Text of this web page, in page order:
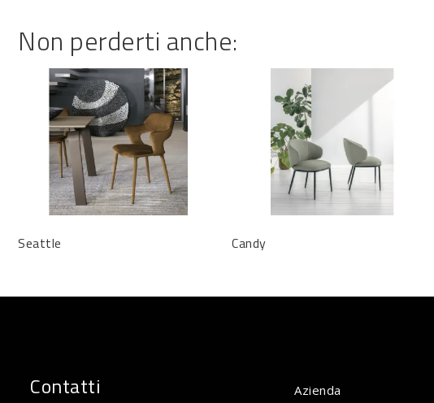
Non perderti anche:
Seattle Candy
Contatti Azienda